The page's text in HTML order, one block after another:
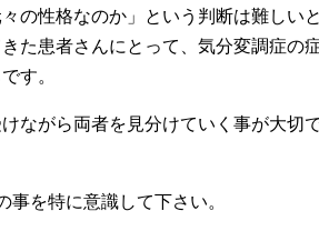
の性格なのか」という判断は難しい
た患者さんにとって、気分変調症の
す。
ながら両者を見分けていく事が大切
を特に意識して下さい。